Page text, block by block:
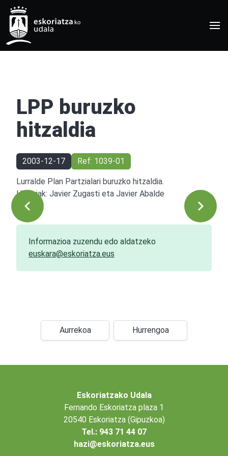
LPP buruzko
hitzaldia
2003-12-17 Ref: 1039-01
Lurralde Plan Partzialari buruzko hitzaldia.
Hizlariak: Javier Zugasti eta Javier Abalde
Informazioa zuzendu edo aldatzeko
euskara@eskoriatza.eus
Aurrekoa Hurrengoa
Eskoriatzako Udala
Fernando Eskoriatza plaza 1
20540 Eskoriatza (Gipuzkoa)
Tel.: 943 71 44 07
hazi@eskoriatza.eus